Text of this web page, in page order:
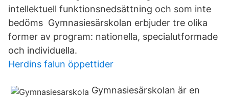
intellektuell funktionsnedsättning och som inte
bedöms Gymnasiesärskolan erbjuder tre olika
former av program: nationella, specialutformade
och individuella.
Herdins falun öppettider
Gymnasiesärskolan är en